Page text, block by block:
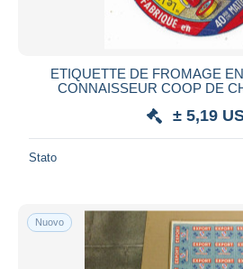
ETIQUETTE DE FROMAGE
CONNAISSEUR COOP DE
± 5,19
Stato
Nuovo